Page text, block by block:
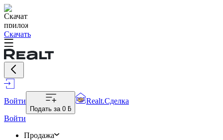
Скачать
Войти
Подать за 0 ƃ
Realt.Сделка
Войти
Продажа